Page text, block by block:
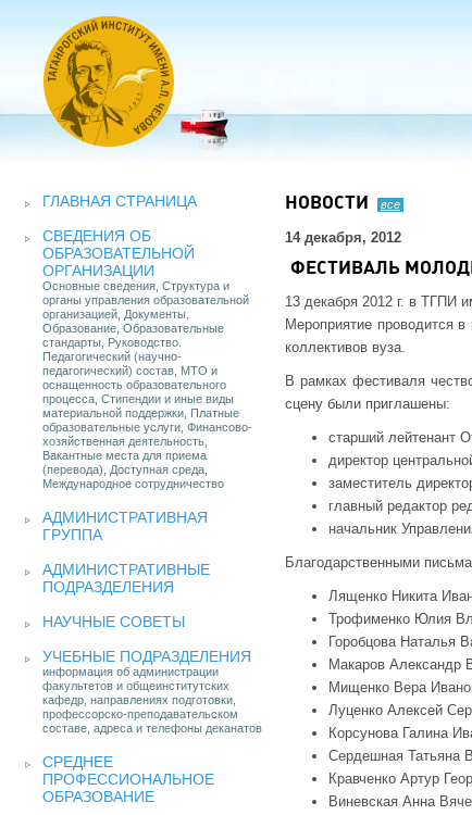
ГЛАВНАЯ СТРАНИЦА
СВЕДЕНИЯ ОБ
ОБРАЗОВАТЕЛЬНОЙ
ОРГАНИЗАЦИИ
Основные сведения, Структура и
органы управления образовательной
организацией, Документы,
Образование, Образовательные
стандарты, Руководство.
Педагогический (научно-
педагогический) состав, МТО и
оснащенность образовательного
процесса, Стипендии и иные виды
материальной поддержки, Платные
образовательные услуги, Финансово-
хозяйственная деятельность,
Вакантные места для приема
(перевода), Доступная среда,
Международное сотрудничество
АДМИНИСТРАТИВНАЯ
ГРУППА
АДМИНИСТРАТИВНЫЕ
ПОДРАЗДЕЛЕНИЯ
НАУЧНЫЕ СОВЕТЫ
УЧЕБНЫЕ ПОДРАЗДЕЛЕНИЯ
информация об администрации
факультетов и общеинститутских
кафедр, направлениях подготовки,
профессорско-преподавательском
составе, адреса и телефоны деканатов
СРЕДНЕЕ
ПРОФЕССИОНАЛЬНОЕ
ОБРАЗОВАНИЕ
НОВОСТИ все
14 декабря, 2012
ФЕСТИВАЛЬ
13 декабря 2012 г. в ТГПИ
Мероприятие проводится
коллективов вуза.
В рамках фестиваля
сцену были приглашены:
старший лейтенант
директор
заместитель
главный редактор
начальник
Благодарственными
Лященко Никита
Трофименко Юлия
Горобцова Наталья
Макаров Александр
Мищенко Вера
Луценко Алексей
Корсунова Галина
Сердешная Татьяна
Кравченко Артур
Виневская Анна